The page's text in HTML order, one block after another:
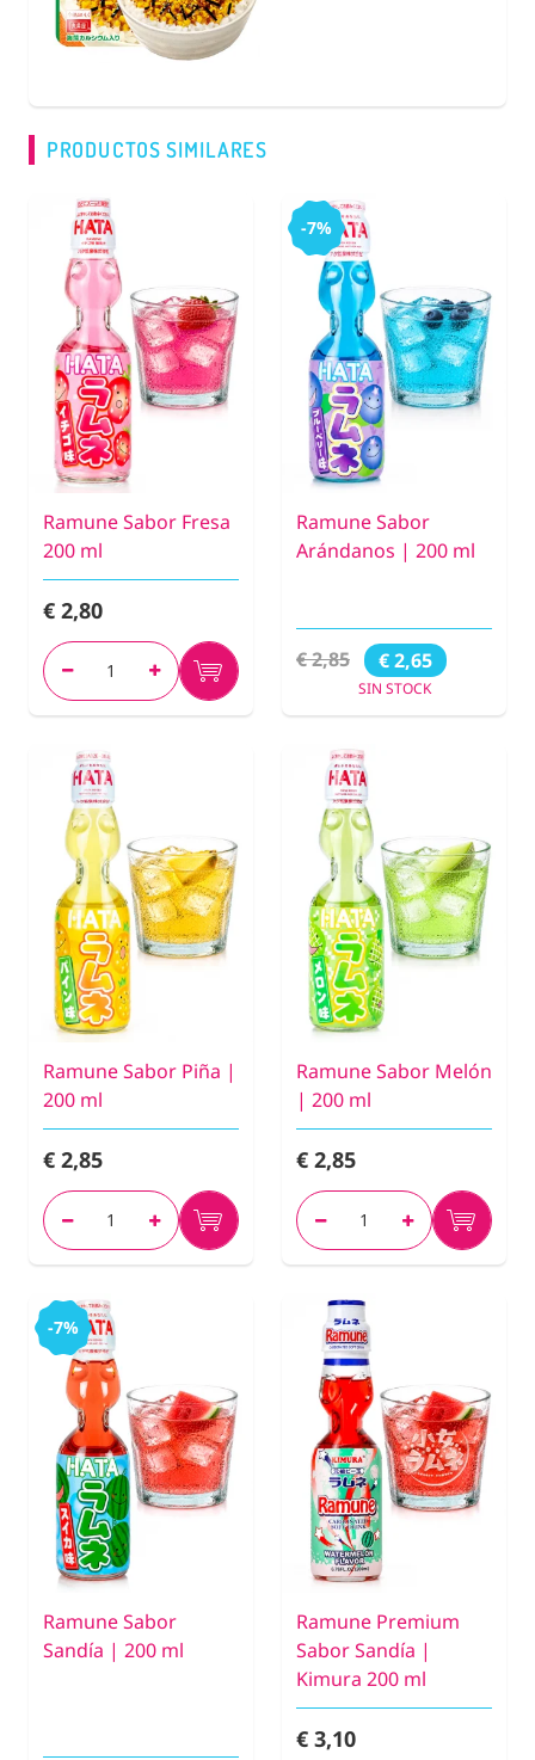
PRODUCTOS SIMILARES
Ramune Sabor Fresa
200 ml
€ 2,80
-7%
Ramune Sabor
Arándanos | 200 ml
€ 2,85 € 2,65
SIN STOCK
Ramune Sabor Piña |
200 ml
€ 2,85
Ramune Sabor Melón
| 200 ml
€ 2,85
-7%
Ramune Sabor
Sandía | 200 ml
Ramune Premium
Sabor Sandía |
Kimura 200 ml
€ 3,10